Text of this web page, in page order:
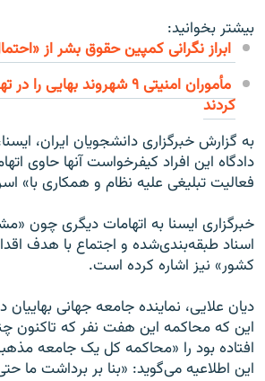
بیشتر بخوانید:
ابراز نگرانی کمپین حقوق بشر از
مأموران امنیتی ۹ شهروند بهایی
کردند
به گزارش خبرگزاری دانشجویان ایران،
دادگاه این افراد کیفرخواست آنها حاوی
فعالیت تبلیغی علیه نظام و همکاری با»
خبرگزاری ایسنا به اتهامات دیگری چون
اسناد طبقه‌بندی‌شده و اجتماع با هدف
کشور» نیز اشاره کرده است.
دیان علایی، نماینده جامعه جهانی
این که محاکمه این هفت نفر که تاکنون
افتاده بود را «محاکمه کل یک جامعه
این اطلاعیه می‌گوید: «بنا بر برداشت ما